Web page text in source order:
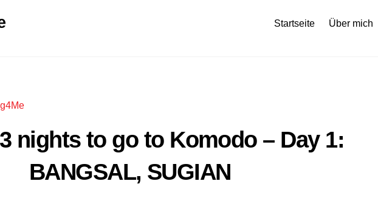
Startseite Über mich
nights to go to Komodo – Day 1:
BANGSAL, SUGIAN